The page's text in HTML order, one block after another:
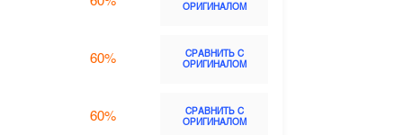
ОРИГИНАЛОМ
60%
СРАВНИТЬ С
ОРИГИНАЛОМ
60%
СРАВНИТЬ С
ОРИГИНАЛОМ